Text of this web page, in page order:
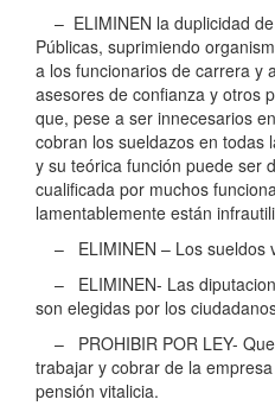
– ELIMINEN la duplicidad
Públicas, suprimiendo
a los funcionarios de carrera y
asesores de confianza y otros
que, pese a ser innecesarios
cobran los sueldazos en todas
y su teórica función puede ser
cualificada por muchos
lamentablemente están
– ELIMINEN – Los sueldos
– ELIMINEN- Las
son elegidas por los
– PROHIBIR POR LEY-
trabajar y cobrar de la
pensión vitalicia.